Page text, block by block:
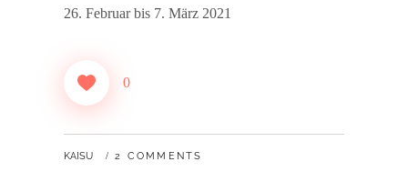
26. Februar bis 7. März 2021
0
BY
KAISU 2 COMMENTS